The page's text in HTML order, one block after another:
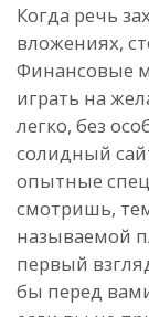
Когда речь
вложениях,
Финансовые
играть на
легко, без
солидный
опытные
смотришь,
называемой
первый
бы перед